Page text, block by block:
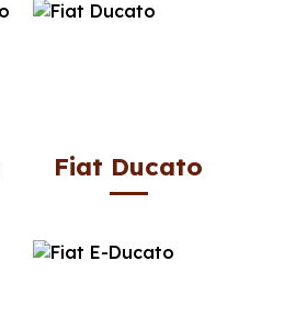
Fiat Ducato